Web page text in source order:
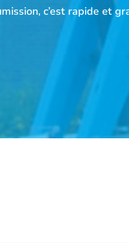
c’est rapide et